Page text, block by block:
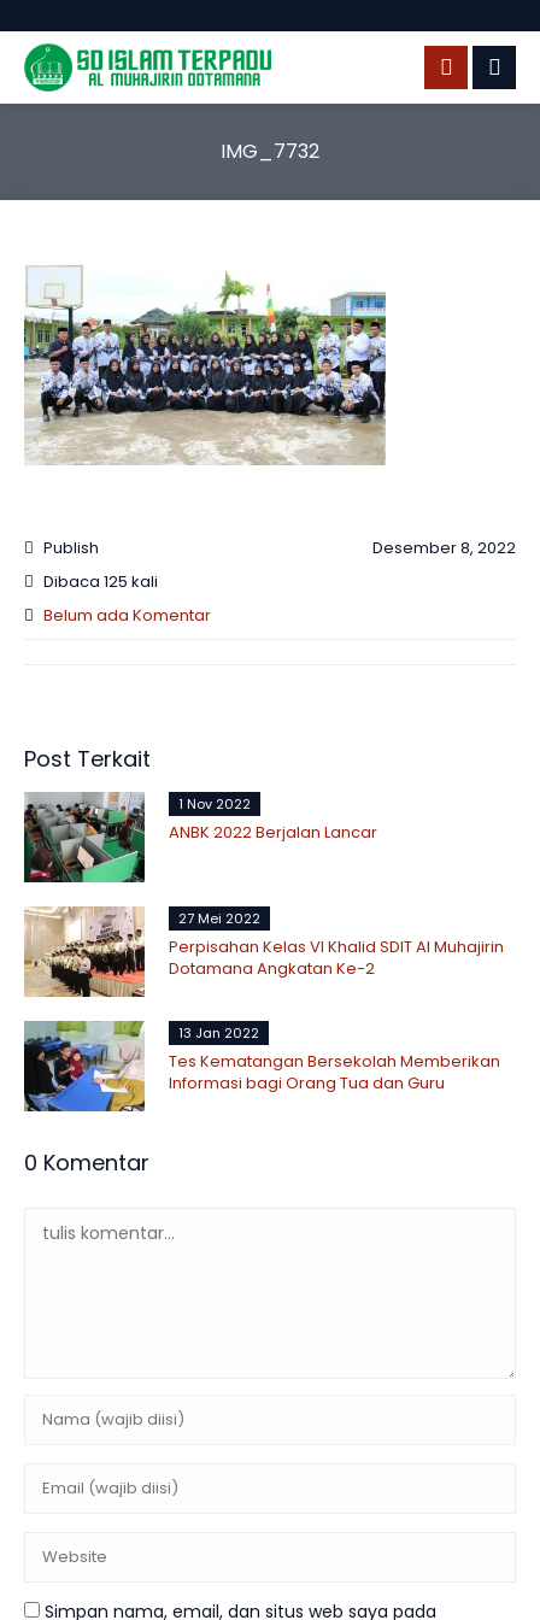
IMG_7732
Publish
Desember 8, 2022
Dibaca 125 kali
Belum ada Komentar
Post Terkait
1 Nov 2022
ANBK 2022 Berjalan Lancar
27 Mei 2022
Perpisahan Kelas VI Khalid SDIT Al Muhajirin
Dotamana Angkatan Ke-2
13 Jan 2022
Tes Kematangan Bersekolah Memberikan
Informasi bagi Orang Tua dan Guru
0 Komentar
Simpan nama, email, dan situs web saya pada